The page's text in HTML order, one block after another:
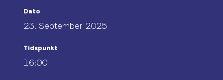
Dato
23. September 2025
Tidspunkt
16:00